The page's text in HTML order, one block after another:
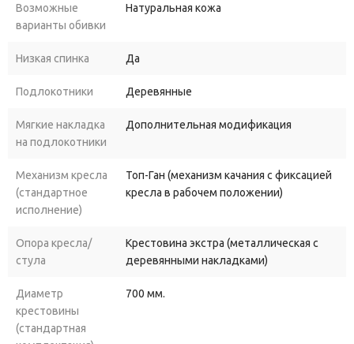
Возможные
варианты обивки
Натуральная кожа
Низкая спинка Да
Подлокотники Деревянные
Мягкие накладка
на подлокотники
Дополнительная модификация
Механизм кресла
(стандартное
исполнение)
Топ-Ган (механизм качания с фиксацией
кресла в рабочем положении)
Опора кресла/
стула
Крестовина экстра (металлическая с
деревянными накладками)
Диаметр
крестовины
(стандартная
700 мм.